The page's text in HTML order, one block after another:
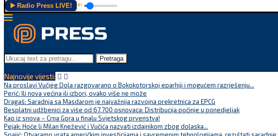
▶️ Radio Press LIVE! 🔊
Pretraga
Najnovije vijesti:
Na proslavi Vučjeg Dola razgovarano o Bokokotorskoj eparhiji i mogućem razrješenju...
Perić: Ili nova većina ili izbori, ovako više ne može
Dragaš: Saradnja sa Masdarom je najvažnija razvojna prekretnica za EPCG
Besplatni udžbenici za više od 67.700 osnovaca: Distribucija počinje u ponedjeljak
Kao iz snova – Crna Gora u finalu Svjetskog prvenstva!
Pejak: Hoće li Milan Knežević i Vučića nazvati izdajnikom zbog dolaska...